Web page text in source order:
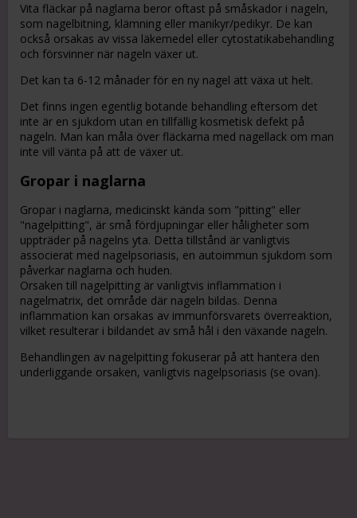
Vita fläckar på naglarna beror oftast på småskador i nageln,
som nagelbitning, klämning eller manikyr/pedikyr. De kan
också orsakas av vissa läkemedel eller cytostatikabehandling
och försvinner när nageln växer ut.
Det kan ta 6-12 månader för en ny nagel att växa ut helt.
Det finns ingen egentlig botande behandling eftersom det
inte är en sjukdom utan en tillfällig kosmetisk defekt på
nageln. Man kan måla över fläckarna med nagellack om man
inte vill vänta på att de växer ut.
Gropar i naglarna
Gropar i naglarna, medicinskt kända som "pitting" eller
"nagelpitting", är små fördjupningar eller håligheter som
uppträder på nagelns yta. Detta tillstånd är vanligtvis
associerat med nagelpsoriasis, en autoimmun sjukdom som
påverkar naglarna och huden.
Orsaken till nagelpitting är vanligtvis inflammation i
nagelmatrix, det område där nageln bildas. Denna
inflammation kan orsakas av immunförsvarets överreaktion,
vilket resulterar i bildandet av små hål i den växande nageln.
Behandlingen av nagelpitting fokuserar på att hantera den
underliggande orsaken, vanligtvis nagelpsoriasis (se ovan).